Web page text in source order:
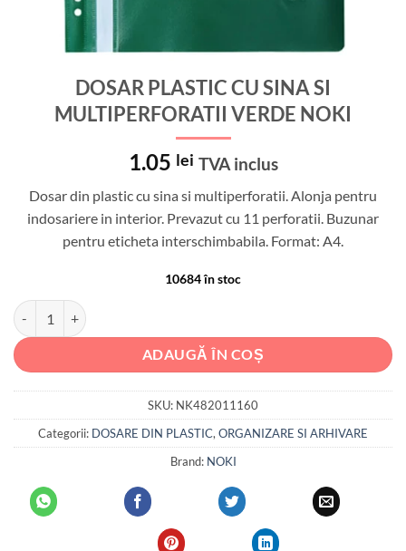
DOSAR PLASTIC CU SINA SI
MULTIPERFORATII VERDE NOKI
1.05 lei TVA inclus
Dosar din plastic cu sina si multiperforatii. Alonja pentru
indosariere in interior. Prevazut cu 11 perforatii. Buzunar
pentru eticheta interschimbabila. Format: A4.
10684 în stoc
Cantitate DOSAR PLASTIC CU SINA SI MULTIPERFORATII VERDE
ADAUGĂ ÎN COȘ
SKU: NK482011160
Categorii: DOSARE DIN PLASTIC,ORGANIZARE SI ARHIVARE
Brand: NOKI